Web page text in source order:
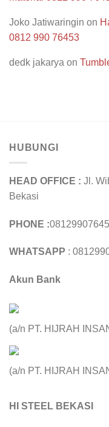
Joko Jatiwaringin on
0812 990 76453
dedk jakarya on
HUBUNGI
HEAD OFFICE : Jl.
Bekasi
PHONE :
WHATSAPP :
Akun Bank
(a/n PT. HIJRAH
(a/n PT. HIJRAH
HI STEEL BEKASI